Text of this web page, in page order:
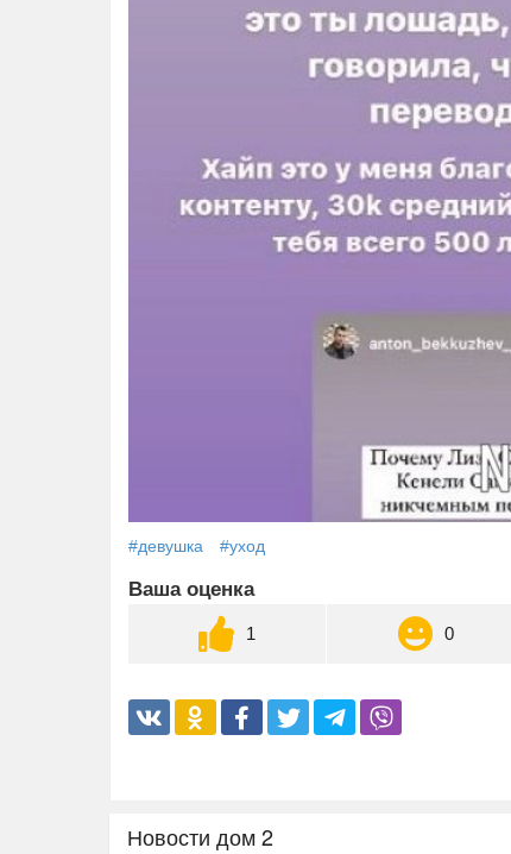
#девушка #уход
Ваша оценка
1 0
Новости дом 2